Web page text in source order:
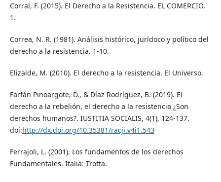
Corral, F. (2015). El Derecho a la Resistencia. EL COMERCIO,
1.
Correa, N. R. (1981). Análisis histórico, jurídoco y político del
derecho a la resistencia. 1-10.
Elizalde, M. (2010). El derecho a la resistencia. El Universo.
Farfán Pinoargote, D., & Díaz Rodríguez, B. (2019). El
derecho a la rebelión, el derecho a la resistencia ¿Son
derechos humanos?. IUSTITIA SOCIALIS, 4(1), 124-137.
doi:http://dx.doi.org/10.35381/racji.v4i1.543
Ferrajoli, L. (2001). Los fundamentos de los derechos
Fundamentales. Italia: Trotta.